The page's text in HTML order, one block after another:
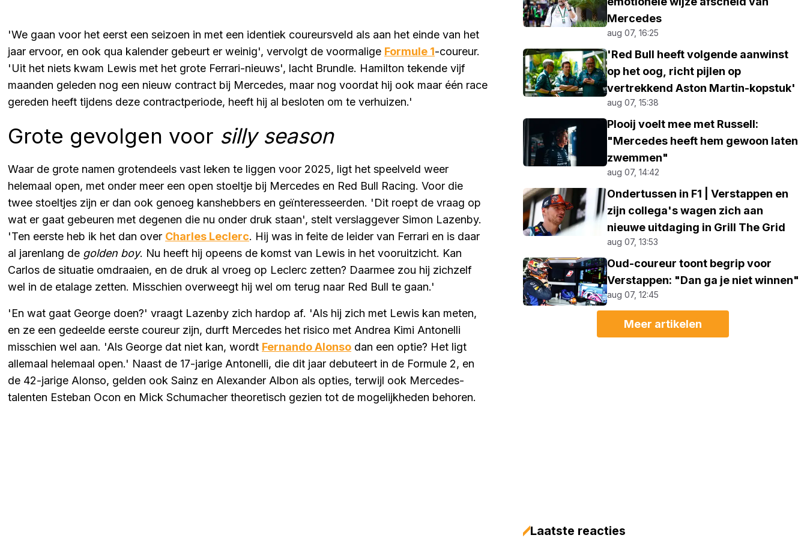
'We gaan voor het eerst een seizoen in met een identiek coureursveld als aan het einde van het
jaar ervoor, en ook qua kalender gebeurt er weinig', vervolgt de voormalige Formule 1-coureur.
'Uit het niets kwam Lewis met het grote Ferrari-nieuws', lacht Brundle. Hamilton tekende vijf
maanden geleden nog een nieuw contract bij Mercedes, maar nog voordat hij ook maar één race
gereden heeft tijdens deze contractperiode, heeft hij al besloten om te verhuizen.'
Grote gevolgen voor silly season
Waar de grote namen grotendeels vast leken te liggen voor 2025, ligt het speelveld weer
helemaal open, met onder meer een open stoeltje bij Mercedes en Red Bull Racing. Voor die
twee stoeltjes zijn er dan ook genoeg kanshebbers en geïnteresseerden. 'Dit roept de vraag op
wat er gaat gebeuren met degenen die nu onder druk staan', stelt verslaggever Simon Lazenby.
'Ten eerste heb ik het dan over Charles Leclerc. Hij was in feite de leider van Ferrari en is daar
al jarenlang de golden boy. Nu heeft hij opeens de komst van Lewis in het vooruitzicht. Kan
Carlos de situatie omdraaien, en de druk al vroeg op Leclerc zetten? Daarmee zou hij zichzelf
wel in de etalage zetten. Misschien overweegt hij wel om terug naar Red Bull te gaan.'
'En wat gaat George doen?' vraagt Lazenby zich hardop af. 'Als hij zich met Lewis kan meten,
en ze een gedeelde eerste coureur zijn, durft Mercedes het risico met Andrea Kimi Antonelli
misschien wel aan. 'Als George dat niet kan, wordt Fernando Alonso dan een optie? Het ligt
allemaal helemaal open.' Naast de 17-jarige Antonelli, die dit jaar debuteert in de Formule 2, en
de 42-jarige Alonso, gelden ook Sainz en Alexander Albon als opties, terwijl ook Mercedes-
talenten Esteban Ocon en Mick Schumacher theoretisch gezien tot de mogelijkheden behoren.
Mercedes
aug 07, 16:25
'Red Bull heeft volgende aanwinst
op het oog, richt pijlen op
vertrekkend Aston Martin-kopstuk'
aug 07, 15:38
Plooij voelt mee met Russell:
"Mercedes heeft hem gewoon laten
zwemmen"
aug 07, 14:42
Ondertussen in F1 | Verstappen en
zijn collega's wagen zich aan
nieuwe uitdaging in Grill The Grid
aug 07, 13:53
Oud-coureur toont begrip voor
Verstappen: "Dan ga je niet winnen"
aug 07, 12:45
Meer artikelen
Laatste reacties